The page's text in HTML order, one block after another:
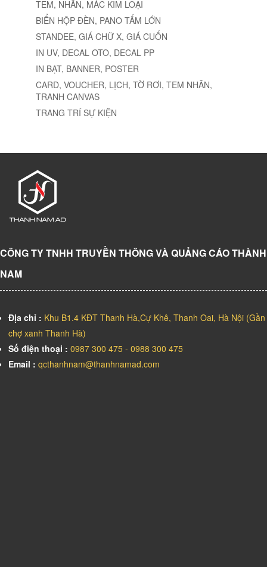
TEM, NHÃN, MÁC KIM LOẠI
BIỂN HỘP ĐÈN, PANO TẤM LỚN
STANDEE, GIÁ CHỮ X, GIÁ CUỐN
IN UV, DECAL OTO, DECAL PP
IN BẠT, BANNER, POSTER
CARD, VOUCHER, LỊCH, TỜ RƠI, TEM NHÃN,
TRANH CANVAS
TRANG TRÍ SỰ KIỆN
CÔNG TY TNHH TRUYỀN THÔNG VÀ QUẢNG CÁO THÀNH
NAM
Địa chỉ : Khu B1.4 KĐT Thanh Hà,Cự Khê, Thanh Oai, Hà Nội (Gần
chợ xanh Thanh Hà)
Số điện thoại : 0987 300 475 - 0988 300 475
Email : qcthanhnam@thanhnamad.com